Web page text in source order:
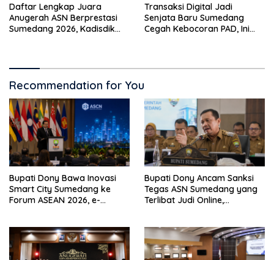
Daftar Lengkap Juara
Anugerah ASN Berprestasi
Sumedang 2026, Kadisdik
Transaksi Digital Jadi
Senjata Baru Sumedang
Cegah Kebocoran PAD, Ini
Recommendation for You
Bupati Dony Bawa Inovasi
Smart City Sumedang ke
Forum ASEAN 2026, e-
Bupati Dony Ancam Sanksi
Tegas ASN Sumedang yang
Terlibat Judi Online,